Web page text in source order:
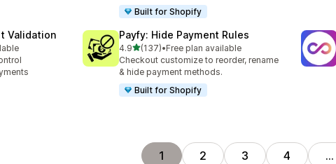
Built for Shopify
Validation Payfy: Hide Payment Rules
4.9เต็ม 5 ดาว
(137)
ทั้งหมด 137 รีวิว
•Free plan available
Checkout customize to reorder, rename
& hide payment methods.
Built for Shopify
1 2 3 4 …